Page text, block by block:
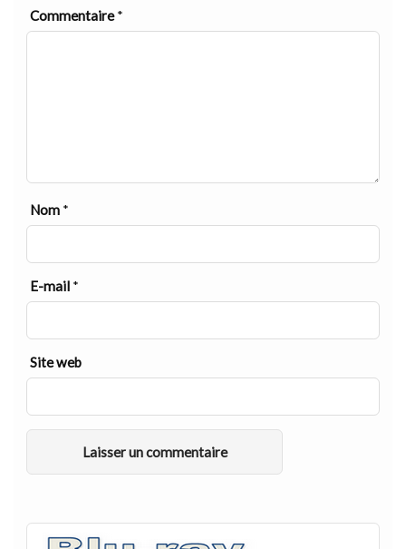
Commentaire*
Nom *
E-mail *
Site web